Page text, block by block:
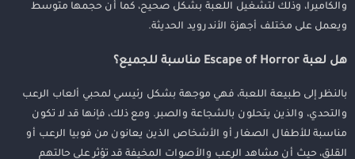
والكاميرا، وذلك لتشغيل اللعبة بشكل صحيح، كما أن حجمها متوسط
ويعمل على مختلف أجهزة الأندرويد الحديثة.
هل لعبة Escape of Horror مناسبة للجميع؟
بالنظر إلى طبيعة اللعبة، فهي موجهة بشكل رئيسي لمحبي ألعاب الرعب
والتحدي، والذين يتحلون بالشجاعة والصبر. ومع ذلك، فإنها قد لا تكون
مناسبة للأطفال الصغار أو الأشخاص الذين يعانون من فوبيا الرعب أو
القلق، حيث أن مشاهد الرعب والأصوات المخيفة قد تؤثر على حالتهم